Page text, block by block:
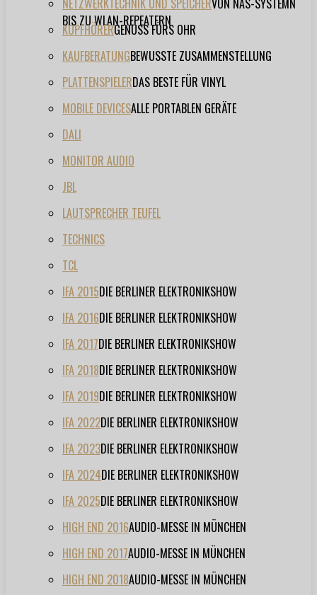
NETZWERKTECHNIK UND SPEICHERVON NAS-SYSTEMN
BIS ZU WLAN-REPEATERN
KOPFHÖRERGENUSS FÜRS OHR
KAUFBERATUNGBEWUSSTE ZUSAMMENSTELLUNG
PLATTENSPIELERDAS BESTE FÜR VINYL
MOBILE DEVICESALLE PORTABLEN GERÄTE
DALI
MONITOR AUDIO
JBL
LAUTSPRECHER TEUFEL
TECHNICS
TCL
IFA 2015DIE BERLINER ELEKTRONIKSHOW
IFA 2016DIE BERLINER ELEKTRONIKSHOW
IFA 2017DIE BERLINER ELEKTRONIKSHOW
IFA 2018DIE BERLINER ELEKTRONIKSHOW
IFA 2019DIE BERLINER ELEKTRONIKSHOW
IFA 2022DIE BERLINER ELEKTRONIKSHOW
IFA 2023DIE BERLINER ELEKTRONIKSHOW
IFA 2024DIE BERLINER ELEKTRONIKSHOW
IFA 2025DIE BERLINER ELEKTRONIKSHOW
HIGH END 2016AUDIO-MESSE IN MÜNCHEN
HIGH END 2017AUDIO-MESSE IN MÜNCHEN
HIGH END 2018AUDIO-MESSE IN MÜNCHEN